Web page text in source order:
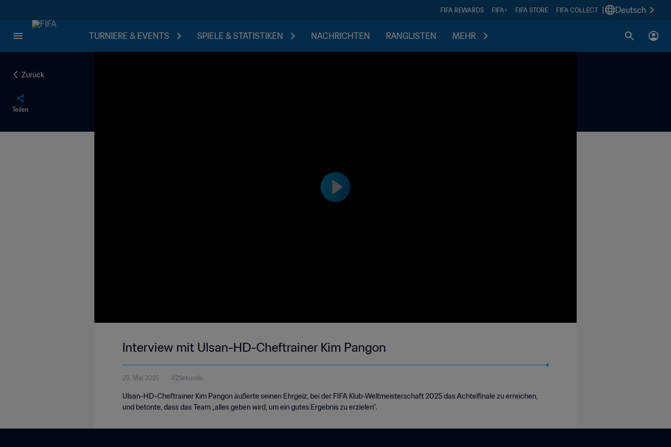
FIFA REWARDS FIFA+ FIFA STORE FIFA COLLECT Deutsch
TURNIERE & EVENTS SPIELE & STATISTIKEN NACHRICHTEN RANGLISTEN MEHR
Zurück
Teilen
Interview mit Ulsan-HD-Cheftrainer Kim Pangon
29. Mai 2025 42Sekunde
Ulsan-HD-Cheftrainer Kim Pangon äußerte seinen Ehrgeiz, bei der FIFA Klub-Weltmeisterschaft 2025 das Achtelfinale zu erreichen,
und betonte, dass das Team „alles geben wird, um ein gutes Ergebnis zu erzielen“.